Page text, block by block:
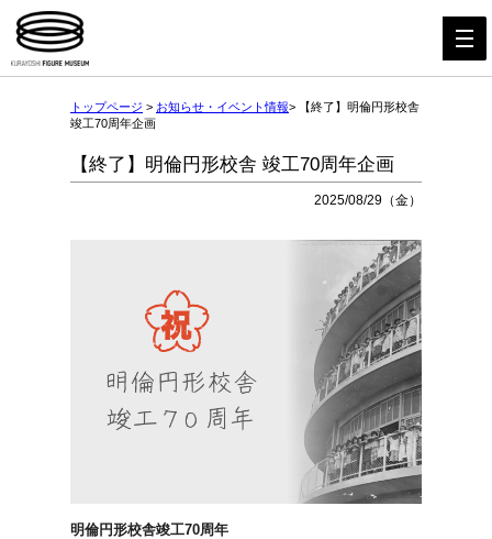
トップページ > お知らせ・イベント情報> 【終了】明倫円形校舎
竣工70周年企画
【終了】明倫円形校舎 竣工70周年企画
2025/08/29（金）
明倫円形校舎竣工70周年